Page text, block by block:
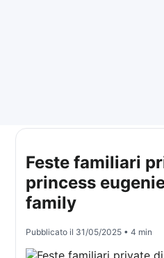
Feste familiari
princess
family
Pubblicato il 31/05/2025 • 4 min